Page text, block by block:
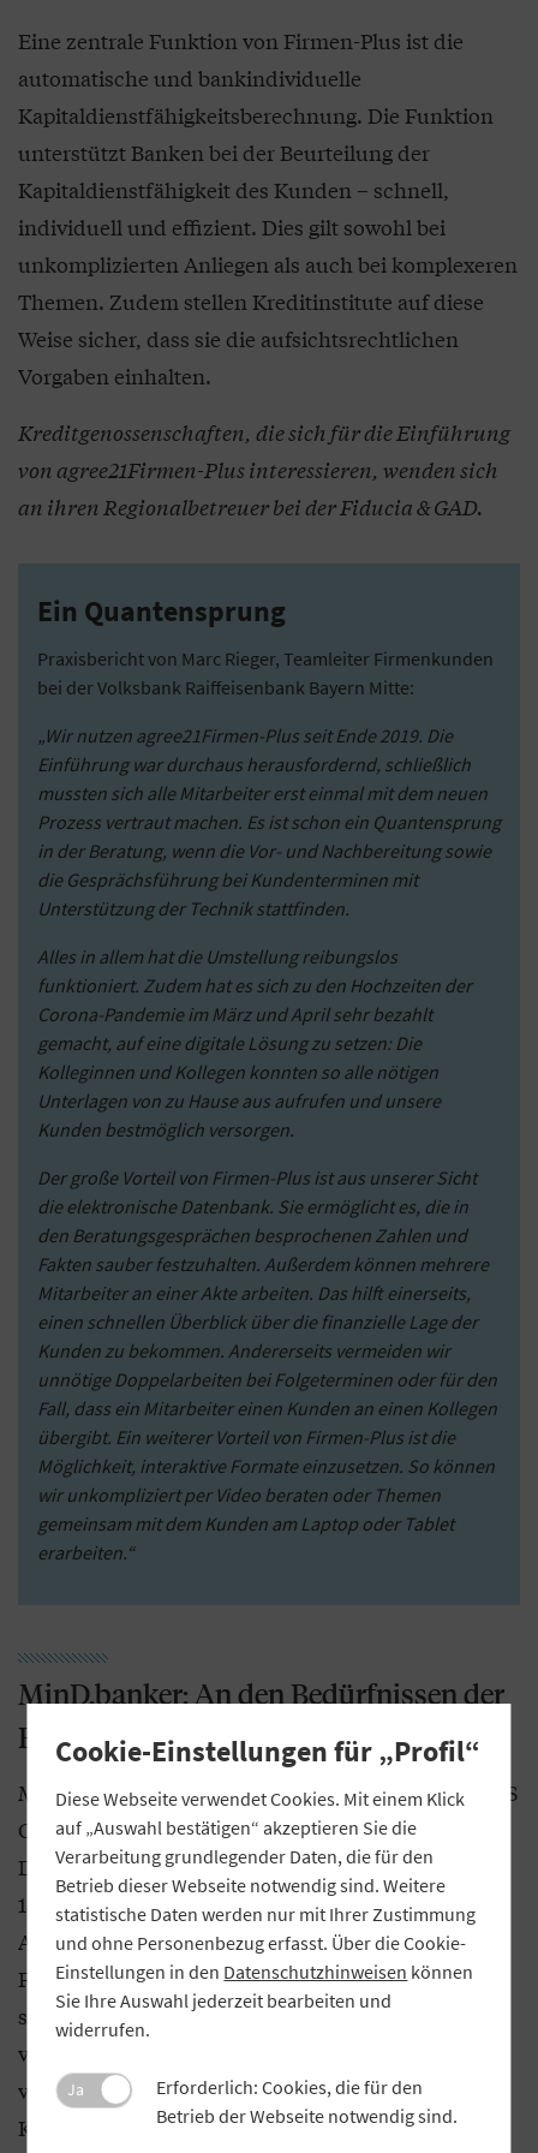
Eine zentrale Funktion von Firmen-Plus ist die
automatische und bankindividuelle
Kapitaldienstfähigkeitsberechnung. Die Funktion
unterstützt Banken bei der Beurteilung der
Kapitaldienstfähigkeit des Kunden – schnell,
individuell und effizient. Dies gilt sowohl bei
unkomplizierten Anliegen als auch bei komplexeren
Themen. Zudem stellen Kreditinstitute auf diese
Weise sicher, dass sie die aufsichtsrechtlichen
Vorgaben einhalten.
Kreditgenossenschaften, die sich für die Einführung
von agree21Firmen-Plus interessieren, wenden sich
an ihren Regionalbetreuer bei der Fiducia & GAD.
Ein Quantensprung
Praxisbericht von Marc Rieger, Teamleiter Firmenkunden
bei der Volksbank Raiffeisenbank Bayern Mitte:
„Wir nutzen agree21Firmen-Plus seit Ende 2019. Die
Einführung war durchaus herausfordernd, schließlich
mussten sich alle Mitarbeiter erst einmal mit dem neuen
Prozess vertraut machen. Es ist schon ein Quantensprung
in der Beratung, wenn die Vor- und Nachbereitung sowie
die Gesprächsführung bei Kundenterminen mit
Unterstützung der Technik stattfinden.
Alles in allem hat die Umstellung reibungslos
funktioniert. Zudem hat es sich zu den Hochzeiten der
Corona-Pandemie im März und April sehr bezahlt
gemacht, auf eine digitale Lösung zu setzen: Die
Kolleginnen und Kollegen konnten so alle nötigen
Unterlagen von zu Hause aus aufrufen und unsere
Kunden bestmöglich versorgen.
Der große Vorteil von Firmen-Plus ist aus unserer Sicht
die elektronische Datenbank. Sie ermöglicht es, die in
den Beratungsgesprächen besprochenen Zahlen und
Fakten sauber festzuhalten. Außerdem können mehrere
Mitarbeiter an einer Akte arbeiten. Das hilft einerseits,
einen schnellen Überblick über die finanzielle Lage der
Kunden zu bekommen. Andererseits vermeiden wir
unnötige Doppelarbeiten bei Folgeterminen oder für den
Fall, dass ein Mitarbeiter einen Kunden an einen Kollegen
übergibt. Ein weiterer Vorteil von Firmen-Plus ist die
Möglichkeit, interaktive Formate einzusetzen. So können
wir unkompliziert per Video beraten oder Themen
gemeinsam mit dem Kunden am Laptop oder Tablet
erarbeiten.“
MinD.banker: An den Bedürfnissen der
Bank ausgerichtet
MinD.banker ist ein Gemeinschaftsprodukt der BMS
Consulting und des genossenschaftlichen IT-
Dienstleisters Fiducia & GAD. Aktuell setzen rund
150 Banken in Deutschland die Lösung ein. Die
Anwendung ermöglicht es Mitarbeitern im
Firmenkundengeschäft, Kundeninformationen
strukturiert zu erfassen, mit in der Bank
vorhandenen Kundendaten zu verknüpfen und in
verschiedenen Prozessen (Vertrieb, Steuerung und
Kredit) nutzbar zu machen.
Cookie-Einstellungen für „Profil“
Diese Webseite verwendet Cookies. Mit einem Klick
auf „Auswahl bestätigen“ akzeptieren Sie die
Verarbeitung grundlegender Daten, die für den
Betrieb dieser Webseite notwendig sind. Weitere
statistische Daten werden nur mit Ihrer Zustimmung
und ohne Personenbezug erfasst. Über die Cookie-
Einstellungen in den Datenschutzhinweisen können
Sie Ihre Auswahl jederzeit bearbeiten und
widerrufen.
Ja
Erforderlich: Cookies, die für den
Betrieb der Webseite notwendig sind.